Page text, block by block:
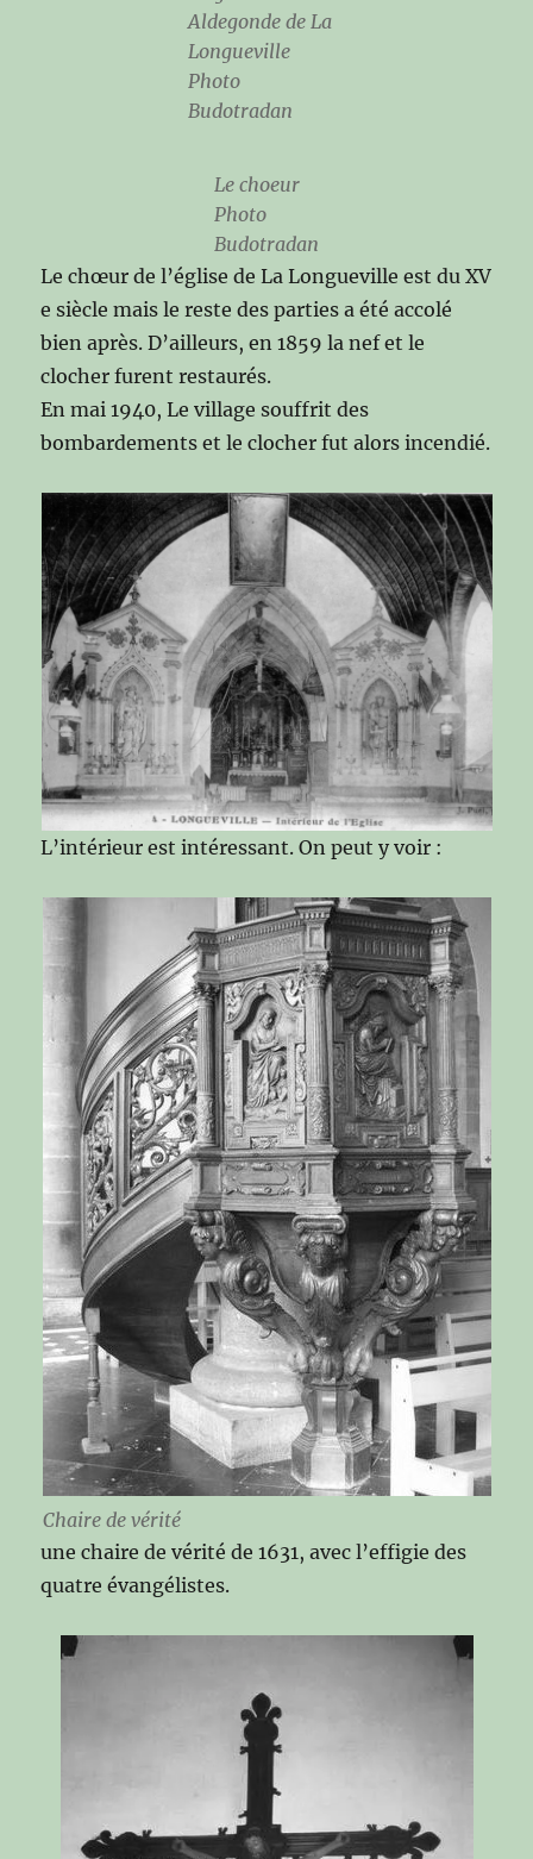
Aldegonde de La
Longueville
Photo
Budotradan
Le choeur
Photo
Budotradan
Le chœur de l’église de La Longueville est du XV
e siècle mais le reste des parties a été accolé
bien après. D’ailleurs, en 1859 la nef et le
clocher furent restaurés.
En mai 1940, Le village souffrit des
bombardements et le clocher fut alors incendié.
L’intérieur est intéressant. On peut y voir :
Chaire de vérité
une chaire de vérité de 1631, avec l’effigie des
quatre évangélistes.